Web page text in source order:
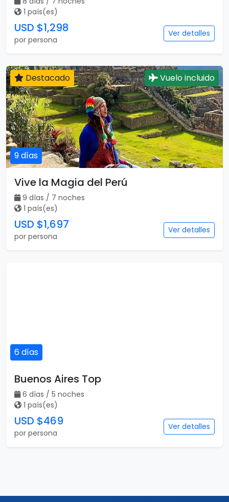
1 país(es)
USD $1,298
por persona
Ver detalles
9 días
Destacado Vuelo incluido
Vive la Magia del Perú
9 días / 7 noches
1 país(es)
USD $1,697
por persona
Ver detalles
6 días
Buenos Aires Top
6 días / 5 noches
1 país(es)
USD $469
por persona
Ver detalles